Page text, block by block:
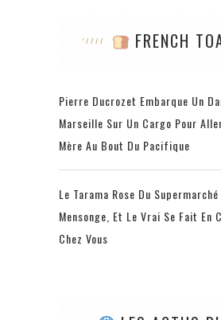
FRENCH
Pierre Ducrozet Embarque Un
Marseille Sur Un Cargo Pour
Mère Au Bout Du Pacifique
Le Tarama Rose Du
Mensonge, Et Le Vrai Se Fait En
Chez Vous